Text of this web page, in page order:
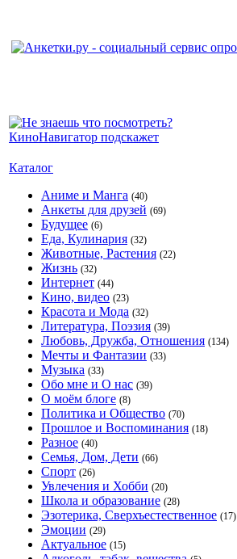
Каталог
Аниме и Манга (40)
Анкеты для друзей (69)
Будущее (6)
Еда, Кулинария (32)
Животные, Растения (22)
Жизнь (32)
Интернет (44)
Кино, видео (23)
Красота и Мода (32)
Литература, Поэзия (39)
Любовь, Дружба, Отношения (134)
Мечты и Фантазии (33)
Музыка (33)
Обо мне и О нас (39)
О моём блоге (8)
Политика и Общество (70)
Прошлое и Воспоминания (18)
Разное (40)
Семья, Дом, Дети (66)
Спорт (26)
Увлечения и Хобби (20)
Школа и образование (28)
Эзотерика, Сверхъестественное (17)
Эмоции (29)
Актуальное (15)